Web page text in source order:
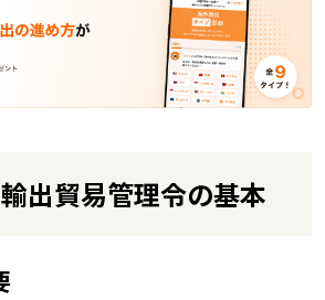
出貿易管理令の基本